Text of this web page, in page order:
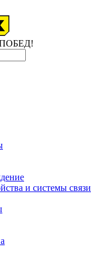
и системы связи